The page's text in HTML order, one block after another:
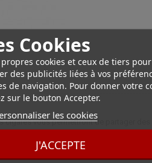
Cookies
cookies et ceux de tiers
des publicités liées à vos
de navigation. Pour donner votre
sur le bouton Accepter.
les cookies
J'ACCEPTE
vous permettront de partager des
Club Céramique Double Orange